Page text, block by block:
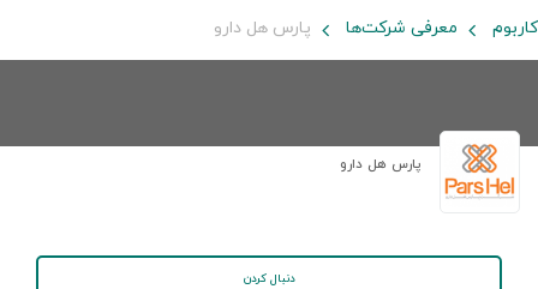
کاربوم معرفی شرکت‌ها پارس هل دارو
پارس هل دارو
دنبال کردن